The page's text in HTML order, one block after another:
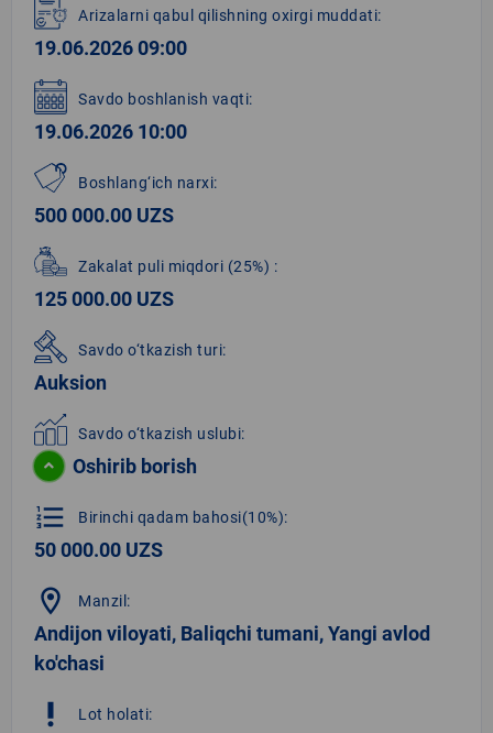
1
of
1
Arizalarni qabul qilishning oxirgi muddati:
19.06.2026 09:00
Savdo boshlanish vaqti:
19.06.2026 10:00
Boshlang‘ich narxi:
500 000.00 UZS
Zakalat puli miqdori (25%) :
125 000.00 UZS
Savdo o‘tkazish turi:
Auksion
Savdo o‘tkazish uslubi:
Oshirib borish
format_list_numbered Birinchi qadam bahosi(10%):
50 000.00 UZS
location_on Manzil:
Andijon viloyati, Baliqchi tumani, Yangi avlod
ko'chasi
priority_high Lot holati: